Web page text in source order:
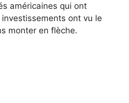
américaines qui ont
ont vu le
monter en flèche.